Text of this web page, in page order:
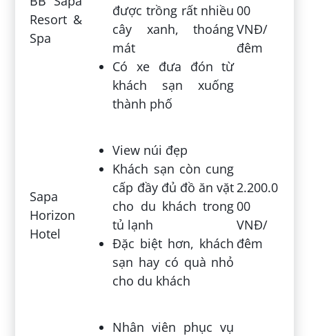
Resort &
Spa
được trồng rất nhiều
cây xanh, thoáng
mát
Có xe đưa đón từ
khách sạn xuống
thành phố
00
VNĐ/
đêm
Sapa
Horizon
Hotel
View núi đẹp
Khách sạn còn cung
cấp đầy đủ đồ ăn vặt
cho du khách trong
tủ lạnh
Đặc biệt hơn, khách
sạn hay có quà nhỏ
cho du khách
2.200.0
00
VNĐ/
đêm
Nhân viên phục vụ